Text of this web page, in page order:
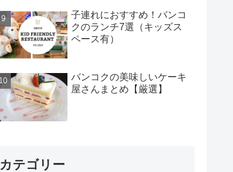
子連れにおすすめ！バンコ
クのランチ7選（キッズス
ペース有）
バンコクの美味しいケーキ
屋さんまとめ【厳選】
カテゴリー